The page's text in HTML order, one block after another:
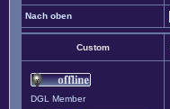
Nach oben
Custom
DGL Member